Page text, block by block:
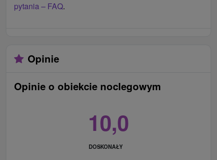
pytania – FAQ.
Opinie
Opinie o obiekcie noclegowym
10,0
DOSKONAŁY